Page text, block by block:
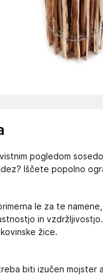
pogledom
Iščete popolno
le za te
in
žice.
biti izučen